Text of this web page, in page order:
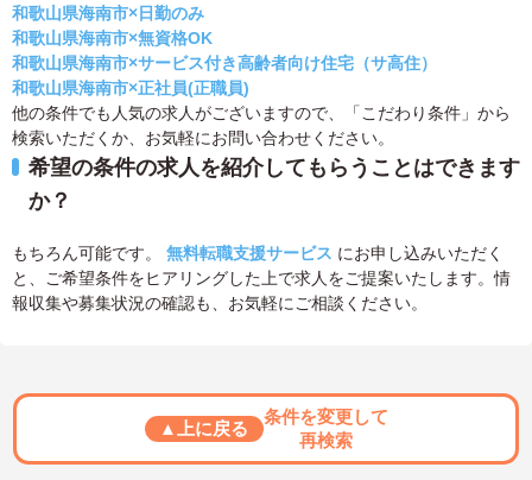
和歌山県海南市×日勤のみ
和歌山県海南市×無資格OK
和歌山県海南市×サービス付き高齢者向け住宅（サ高住）
和歌山県海南市×正社員(正職員)
他の条件でも人気の求人がございますので、「こだわり条件」から
検索いただくか、お気軽にお問い合わせください。
希望の条件の求人を紹介してもらうことはできます
か？
もちろん可能です。 無料転職支援サービス にお申し込みいただく
と、ご希望条件をヒアリングした上で求人をご提案いたします。情
報収集や募集状況の確認も、お気軽にご相談ください。
▲上に戻る
条件を変更して
再検索